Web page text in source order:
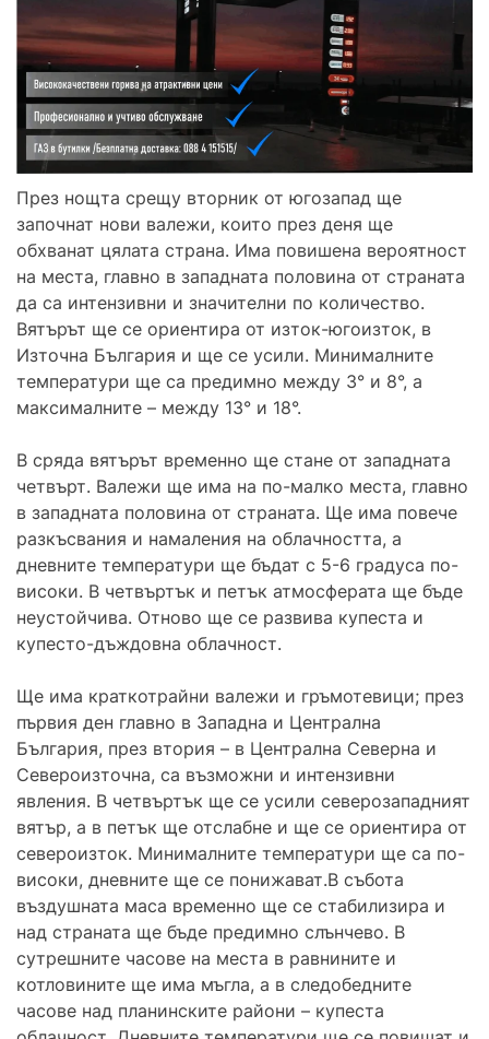
През нощта срещу вторник от югозапад ще
започнат нови валежи, които през деня ще
обхванат цялата страна. Има повишена вероятност
на места, главно в западната половина от страната
да са интензивни и значителни по количество.
Вятърът ще се ориентира от изток-югоизток, в
Източна България и ще се усили. Минималните
температури ще са предимно между 3° и 8°, а
максималните – между 13° и 18°.
В сряда вятърът временно ще стане от западната
четвърт. Валежи ще има на по-малко места, главно
в западната половина от страната. Ще има повече
разкъсвания и намаления на облачността, а
дневните температури ще бъдат с 5-6 градуса по-
високи. В четвъртък и петък атмосферата ще бъде
неустойчива. Отново ще се развива купеста и
купесто-дъждовна облачност.
Ще има краткотрайни валежи и гръмотевици; през
първия ден главно в Западна и Централна
България, през втория – в Централна Северна и
Североизточна, са възможни и интензивни
явления. В четвъртък ще се усили северозападният
вятър, а в петък ще отслабне и ще се ориентира от
североизток. Минималните температури ще са по-
високи, дневните ще се понижават.В събота
въздушната маса временно ще се стабилизира и
над страната ще бъде предимно слънчево. В
сутрешните часове на места в равнините и
котловините ще има мъгла, а в следобедните
часове над планинските райони – купеста